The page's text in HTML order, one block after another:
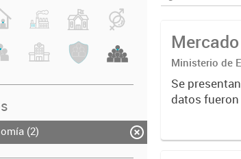
(2)
Ministerio de
Estadística.
Se presentan aquí las tasas básicas del
datos fueron